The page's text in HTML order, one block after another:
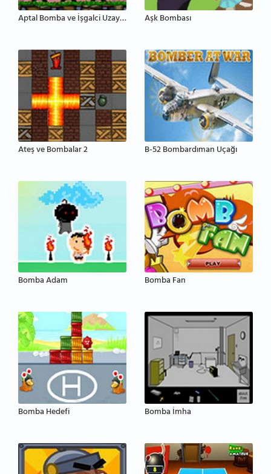
Aptal Bomba ve İşgalci Uzaylılar Aşk Bombası
Ateş ve Bombalar 2 B-52 Bombardıman Uçağı
Bomba Adam Bomba Fan
Bomba Hedefi Bomba İmha